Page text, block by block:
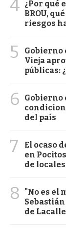
4 ¿Por qué
BROU,
riesgos
5
Gobierno
Vieja
públicas:
6
Gobierno
del país
7
El ocaso
en
de
8
"No es el
de